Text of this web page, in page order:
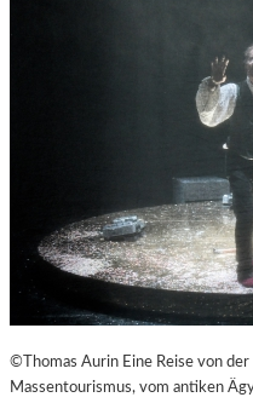
©Thomas Aurin Eine Reise von
Massentourismus, vom antiken